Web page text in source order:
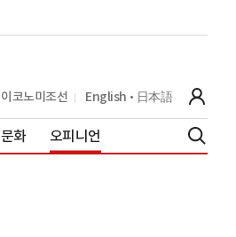
이코노미조선 English 日本語
문화 오피니언